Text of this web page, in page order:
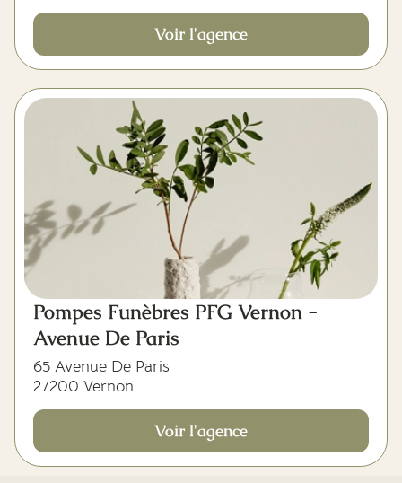
Voir l'agence
Pompes Funèbres PFG Vernon -
Avenue De Paris
65 Avenue De Paris
27200 Vernon
Voir l'agence